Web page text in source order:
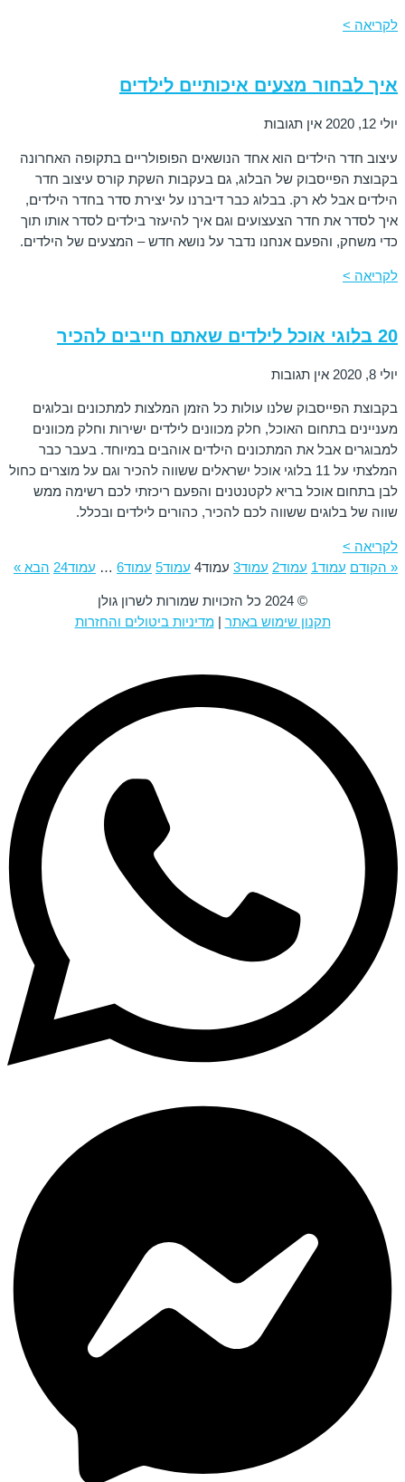
לקריאה >
איך לבחור מצעים איכותיים לילדים
יולי 12, 2020 אין תגובות
עיצוב חדר הילדים הוא אחד הנושאים הפופולריים בתקופה האחרונה
בקבוצת הפייסבוק של הבלוג, גם בעקבות השקת קורס עיצוב חדר
הילדים אבל לא רק. בבלוג כבר דיברנו על יצירת סדר בחדר הילדים,
איך לסדר את חדר הצעצועים וגם איך להיעזר בילדים לסדר אותו תוך
כדי משחק, והפעם אנחנו נדבר על נושא חדש – המצעים של הילדים.
לקריאה >
20 בלוגי אוכל לילדים שאתם חייבים להכיר
יולי 8, 2020 אין תגובות
בקבוצת הפייסבוק שלנו עולות כל הזמן המלצות למתכונים ובלוגים
מעניינים בתחום האוכל, חלק מכוונים לילדים ישירות וחלק מכוונים
למבוגרים אבל את המתכונים הילדים אוהבים במיוחד. בעבר כבר
המלצתי על 11 בלוגי אוכל ישראלים ששווה להכיר וגם על מוצרים כחול
לבן בתחום אוכל בריא לקטנטנים והפעם ריכזתי לכם רשימה ממש
שווה של בלוגים ששווה לכם להכיר, כהורים לילדים ובכלל.
לקריאה >
« הקודם עמוד1 עמוד2 עמוד3 עמוד4 עמוד5 עמוד6
… עמוד24 הבא »
© 2024 כל הזכויות שמורות לשרון גולן
תקנון שימוש באתר |מדיניות ביטולים והחזרות